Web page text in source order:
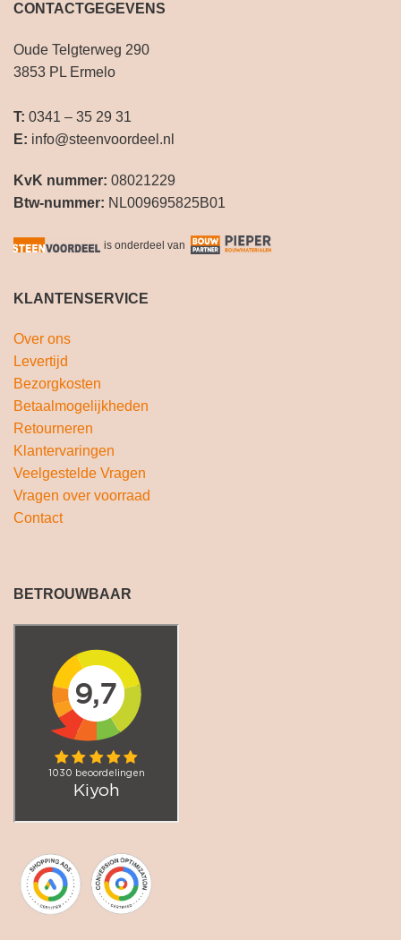
CONTACTGEGEVENS
Oude Telgterweg 290
3853 PL Ermelo
T: 0341 – 35 29 31
E: info@steenvoordeel.nl
KvK nummer: 08021229
Btw-nummer: NL009695825B01
is onderdeel van
KLANTENSERVICE
Over ons
Levertijd
Bezorgkosten
Betaalmogelijkheden
Retourneren
Klantervaringen
Veelgestelde Vragen
Vragen over voorraad
Contact
BETROUWBAAR